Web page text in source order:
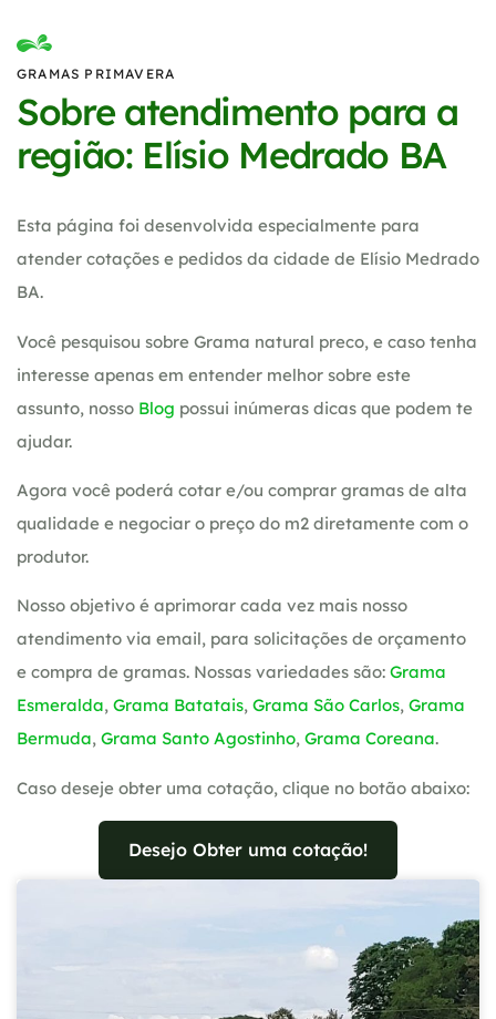
GRAMAS PRIMAVERA
Sobre atendimento para a
região: Elísio Medrado BA
Esta página foi desenvolvida especialmente para
atender cotações e pedidos da cidade de Elísio Medrado
BA.
Você pesquisou sobre Grama natural preco, e caso tenha
interesse apenas em entender melhor sobre este
assunto, nosso Blog possui inúmeras dicas que podem te
ajudar.
Agora você poderá cotar e/ou comprar gramas de alta
qualidade e negociar o preço do m2 diretamente com o
produtor.
Nosso objetivo é aprimorar cada vez mais nosso
atendimento via email, para solicitações de orçamento
e compra de gramas. Nossas variedades são: Grama
Esmeralda, Grama Batatais, Grama São Carlos, Grama
Bermuda, Grama Santo Agostinho, Grama Coreana.
Caso deseje obter uma cotação, clique no botão abaixo:
Desejo Obter uma cotação!